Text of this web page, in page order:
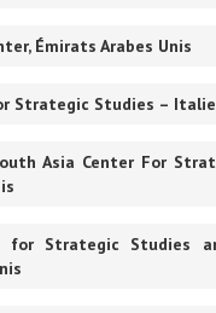
Émirats Arabes Unis
Strategic Studies – Italie
Asia Center For
for Strategic Studies